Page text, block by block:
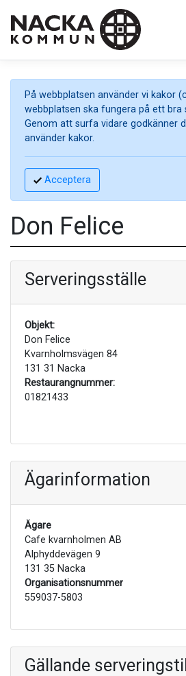
På webbplatsen använder vi kakor
webbplatsen ska fungera på ett bra
Genom att surfa vidare godkänner
använder kakor.
Acceptera
Don Felice
Serveringsställe
Objekt:
Don Felice
Kvarnholmsvägen 84
131 31 Nacka
Restaurangnummer:
01821433
Ägarinformation
Ägare
Cafe kvarnholmen AB
Alphyddevägen 9
131 35 Nacka
Organisationsnummer
559037-5803
Gällande